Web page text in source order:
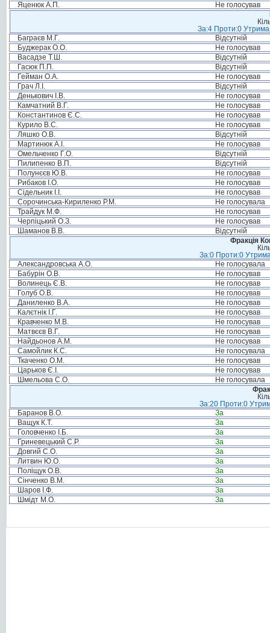
Яценюк А.П.
Не голосував
За:4 Проти:0
Баграєв М.Г.
Відсутній
Буджерак О.О.
Не голосував
Васадзе Т.Ш.
Відсутній
Гасюк П.П.
Відсутній
Гейман О.А.
Не голосував
Грач Л.І.
Відсутній
Денькович І.В.
Не голосував
Камчатний В.Г.
Не голосував
Константинов Є.С.
Не голосував
Курило В.С.
Не голосував
Ляшко О.В.
Відсутній
Мартинюк А.І.
Не голосував
Омельченко Г.О.
Відсутній
Пилипенко В.П.
Відсутній
Полунєєв Ю.В.
Не голосував
Рибаков І.О.
Не голосував
Сідельник І.І.
Не голосував
Сорочинська-Кириленко Р.М.
Не голосувала
Трайдук М.Ф.
Не голосував
Черпіцький О.З.
Не голосував
Шаманов В.В.
Відсутній
Фракція
За:0 Проти:0
Александровська А.О.
Не голосувала
Бабурін О.В.
Не голосував
Волинець Є.В.
Не голосував
Голуб О.В.
Не голосував
Даниленко В.А.
Не голосував
Калєтнік І.Г.
Не голосував
Кравченко М.В.
Не голосував
Матвєєв В.Г.
Не голосував
Найдьонов А.М.
Не голосував
Самойлик К.С.
Не голосувала
Ткаченко О.М.
Не голосував
Царьков Є.І.
Не голосував
Шмельова С.О.
Не голосувала
За:20 Проти:0
Баранов В.О.
За
Ващук К.Т.
За
Головченко І.Б.
За
Гриневецький С.Р.
За
Довгий С.О.
За
Литвин Ю.О.
За
Поліщук О.В.
За
Сінченко В.М.
За
Шаров І.Ф.
За
Шмідт М.О.
За